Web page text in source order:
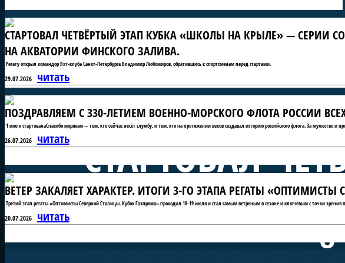
СТАРТОВАЛ
«ШКОЛЫ НА
СТАРТОВАЛ ЧЕТВЁРТЫЙ ЭТАП КУБКА «ШКОЛЫ НА КРЫЛЕ» — СЕРИИ
НА АКВАТОРИИ ФИНСКОГО ЗАЛИВА.
Регату открыл командор Яхт-клуба Санкт-Петербурга Владимир Любомиров, обратившись к спортсменам перед стартами.
29.07.2026 читать
ПОЗДРАВЛЯЕМ С 330-ЛЕТИЕМ ВОЕННО-МОРСКОГО ФЛОТА РОССИИ
1 июля стартовалаСпасибо морякам — тем, кто сейчас несёт службу, и тем, кто на протяжении веков создавал историю российского флота. За мужество
26.07.2026 читать
ВЕТЕР ЗАКАЛЯЕТ ХАРАКТЕР. ИТОГИ 3-ГО ЭТАПА РЕГАТЫ
Третий этап регаты «Оптимисты Северной Столицы. Кубок Газпрома» проходил 18-19 июля и стал самым ветреным в сезоне и ключевым с точки зрения
20.07.2026 читать